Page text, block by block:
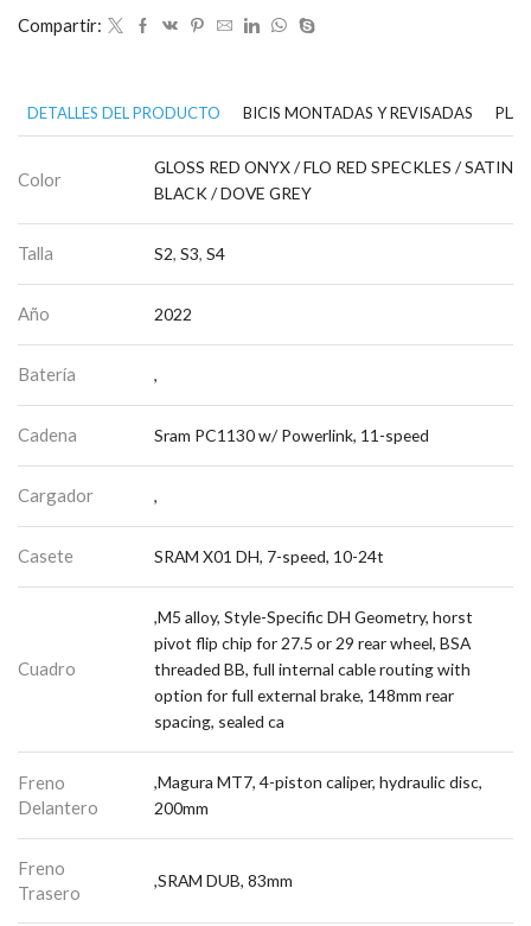
Compartir:
DETALLES DEL PRODUCTO BICIS MONTADAS Y REVISADAS
Color
GLOSS RED ONYX / FLO RED SPECKLES / SATIN
BLACK / DOVE GREY
Talla S2, S3, S4
Año 2022
Batería ,
Cadena Sram PC1130 w/ Powerlink, 11-speed
Cargador ,
Casete SRAM X01 DH, 7-speed, 10-24t
Cuadro
,M5 alloy, Style-Specific DH Geometry, horst
pivot flip chip for 27.5 or 29 rear wheel, BSA
threaded BB, full internal cable routing with
option for full external brake, 148mm rear
spacing, sealed ca
Freno
Delantero
,Magura MT7, 4-piston caliper, hydraulic disc,
200mm
Freno
Trasero
,SRAM DUB, 83mm